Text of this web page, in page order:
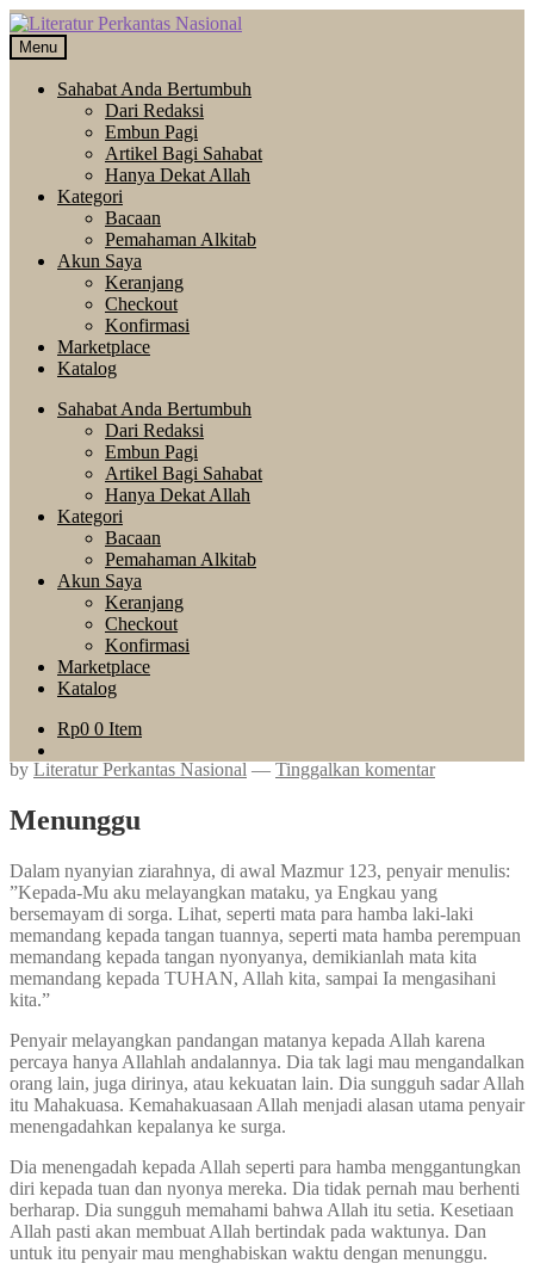
Skip
to
navigation
Langsung
ke
isi
Menu
Sahabat Anda Bertumbuh
Dari Redaksi
Embun Pagi
Artikel Bagi Sahabat
Hanya Dekat Allah
Kategori
Bacaan
Pemahaman Alkitab
Akun Saya
Keranjang
Checkout
Konfirmasi
Marketplace
Katalog
Sahabat Anda Bertumbuh
Dari Redaksi
Embun Pagi
Artikel Bagi Sahabat
Hanya Dekat Allah
Kategori
Bacaan
Pemahaman Alkitab
Akun Saya
Keranjang
Checkout
Konfirmasi
Marketplace
Katalog
Rp0 0 Item
by Literatur Perkantas Nasional — Tinggalkan komentar
Menunggu
Dalam nyanyian ziarahnya, di awal Mazmur 123, penyair menulis:
”Kepada-Mu aku melayangkan mataku, ya Engkau yang
bersemayam di sorga. Lihat, seperti mata para hamba laki-laki
memandang kepada tangan tuannya, seperti mata hamba perempuan
memandang kepada tangan nyonyanya, demikianlah mata kita
memandang kepada TUHAN, Allah kita, sampai Ia mengasihani
kita.”
Penyair melayangkan pandangan matanya kepada Allah karena
percaya hanya Allahlah andalannya. Dia tak lagi mau mengandalkan
orang lain, juga dirinya, atau kekuatan lain. Dia sungguh sadar Allah
itu Mahakuasa. Kemahakuasaan Allah menjadi alasan utama penyair
menengadahkan kepalanya ke surga.
Dia menengadah kepada Allah seperti para hamba menggantungkan
diri kepada tuan dan nyonya mereka. Dia tidak pernah mau berhenti
berharap. Dia sungguh memahami bahwa Allah itu setia. Kesetiaan
Allah pasti akan membuat Allah bertindak pada waktunya. Dan
untuk itu penyair mau menghabiskan waktu dengan menunggu.